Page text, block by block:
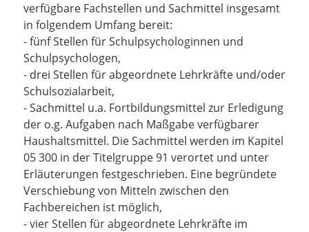
verfügbare Fachstellen und Sachmittel insgesamt
in folgendem Umfang bereit:
- fünf Stellen für Schulpsychologinnen und
Schulpsychologen,
- drei Stellen für abgeordnete Lehrkräfte und/oder
Schulsozialarbeit,
- Sachmittel u.a. Fortbildungsmittel zur Erledigung
der o.g. Aufgaben nach Maßgabe verfügbarer
Haushaltsmittel. Die Sachmittel werden im Kapitel
05 300 in der Titelgruppe 91 verortet und unter
Erläuterungen festgeschrieben. Eine begründete
Verschiebung von Mitteln zwischen den
Fachbereichen ist möglich,
- vier Stellen für abgeordnete Lehrkräfte im